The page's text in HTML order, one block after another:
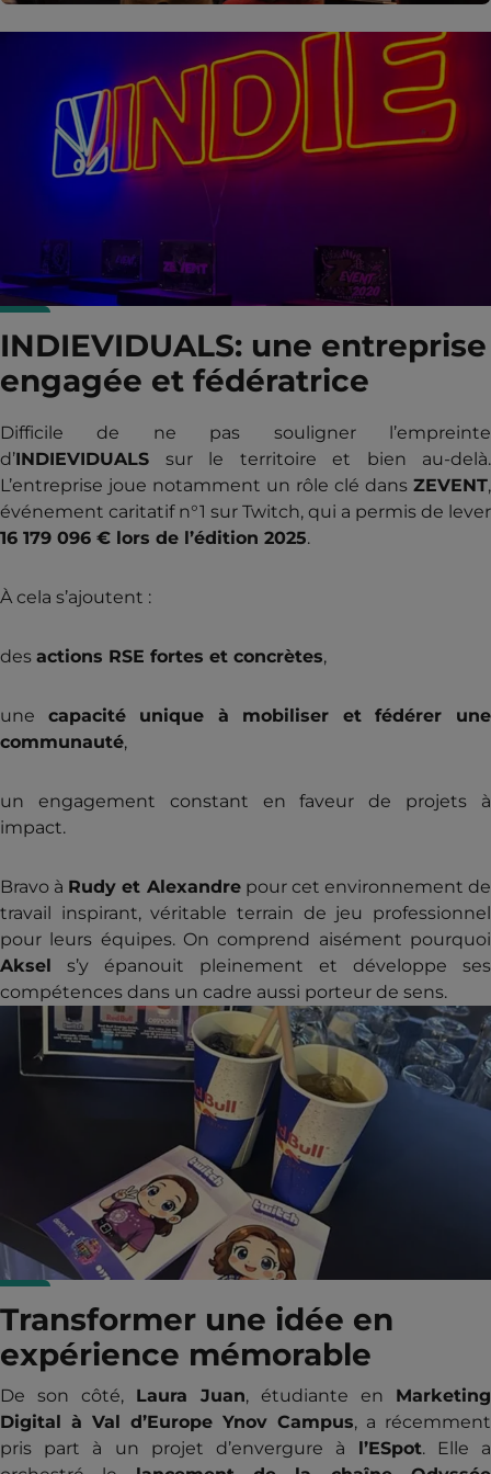
INDIEVIDUALS: une entreprise
engagée et fédératrice
Difficile de ne pas souligner l’empreinte
d’INDIEVIDUALS sur le territoire et bien au-delà.
L’entreprise joue notamment un rôle clé dans ZEVENT,
événement caritatif n°1 sur Twitch, qui a permis de lever
16 179 096 € lors de l’édition 2025.
À cela s’ajoutent :
des actions RSE fortes et concrètes,
une capacité unique à mobiliser et fédérer une
communauté,
un engagement constant en faveur de projets à
impact.
Bravo à Rudy et Alexandrepour cet environnement de
travail inspirant, véritable terrain de jeu professionnel
pour leurs équipes. On comprend aisément pourquoi
Aksel
s’y épanouit pleinement et développe ses
compétences dans un cadre aussi porteur de sens.
Transformer une idée en
expérience mémorable
De son côté, Laura Juan, étudiante en Marketing
Digital à Val d’Europe Ynov Campus, a récemment
pris part à un projet d’envergure à
l’ESpot. Elle a